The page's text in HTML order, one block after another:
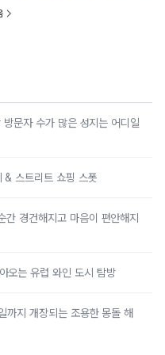
문자 수가 많은 성지는 어디일
& 스트리트 쇼핑 스폿
경건해지고 마음이 편안해지
오는 유럽 와인 도시 탐방
지 개장되는 조용한 몽돌 해